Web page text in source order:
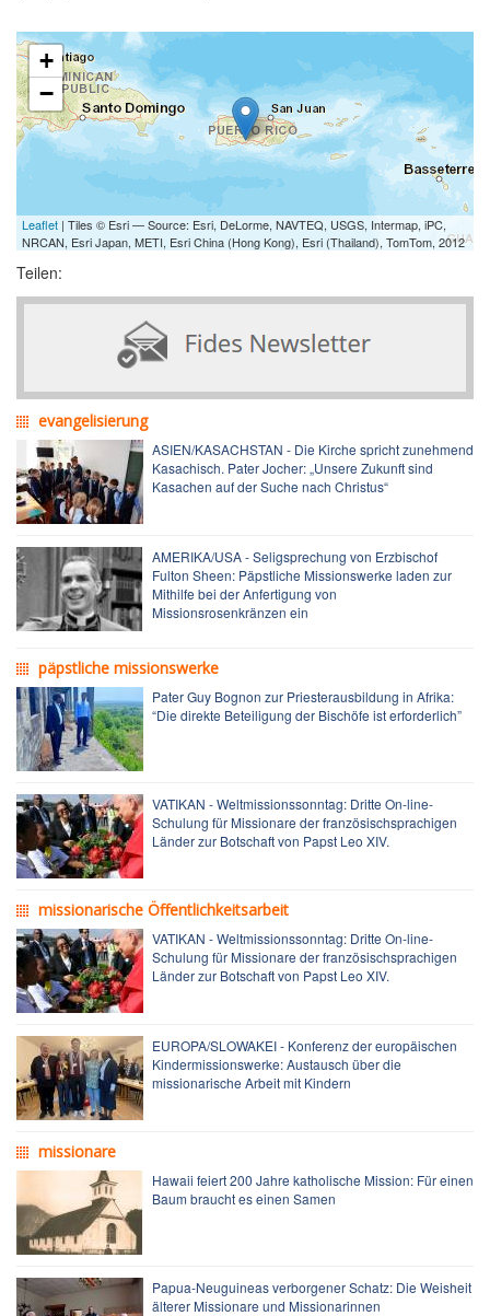
+
−
Leaflet | Tiles © Esri — Source: Esri, DeLorme, NAVTEQ, USGS, Intermap, iPC,
NRCAN, Esri Japan, METI, Esri China (Hong Kong), Esri (Thailand), TomTom, 2012
Teilen:
evangelisierung
ASIEN/KASACHSTAN - Die Kirche spricht zunehmend
Kasachisch. Pater Jocher: „Unsere Zukunft sind
Kasachen auf der Suche nach Christus“
AMERIKA/USA - Seligsprechung von Erzbischof
Fulton Sheen: Päpstliche Missionswerke laden zur
Mithilfe bei der Anfertigung von
Missionsrosenkränzen ein
päpstliche missionswerke
Pater Guy Bognon zur Priesterausbildung in Afrika:
“Die direkte Beteiligung der Bischöfe ist erforderlich”
VATIKAN - Weltmissionssonntag: Dritte On-line-
Schulung für Missionare der französischsprachigen
Länder zur Botschaft von Papst Leo XIV.
missionarische Öffentlichkeitsarbeit
VATIKAN - Weltmissionssonntag: Dritte On-line-
Schulung für Missionare der französischsprachigen
Länder zur Botschaft von Papst Leo XIV.
EUROPA/SLOWAKEI - Konferenz der europäischen
Kindermissionswerke: Austausch über die
missionarische Arbeit mit Kindern
missionare
Hawaii feiert 200 Jahre katholische Mission: Für einen
Baum braucht es einen Samen
Papua-Neuguineas verborgener Schatz: Die Weisheit
älterer Missionare und Missionarinnen